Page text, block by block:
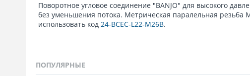
Поворотное угловое соединение "BANJO" для высокого
без уменьшения потока. Метрическая паралельная резьба
использовать код 24-BCEC-L22-M26B.
ПОПУЛЯРНЫЕ